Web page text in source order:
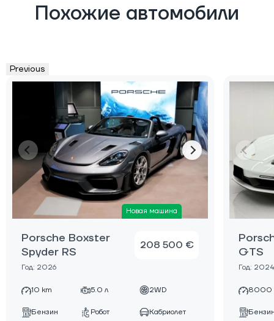
Похожие автомобили
Previous
Новая машина
Porsche Boxster
Spyder RS
Год: 2026
208 500 €
10 km 5.0 л 2WD
Бензин Робот Кабриолет
GTS
Год:
8000